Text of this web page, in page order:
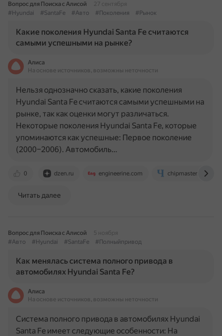
Вопрос для Поиска с Алисой
27 сентября
#Hyundai
#SantaFe #Авто #Поколения #Рынок
Какие поколения Hyundai Santa Fe считаются
самыми успешными на рынке?
Алиса
На основе источников, возможны неточности
0 dzen.ru engineerine.com chipmaster.ru
Нельзя однозначно сказать, какие поколения
Hyundai Santa Fe считаются самыми успешными на
рынке, так как оценки могут различаться.
Некоторые поколения Hyundai Santa Fe, которые
упоминаются как успешные: Первое поколение
(2000–2006). Автомобиль…
Читать далее
Вопрос для Поиска с Алисой
5 ноября
#Авто
#Hyundai #SantaFe #Полныйпривод
Как менялась система полного привода в
автомобилях Hyundai Santa Fe?
Алиса
На основе источников, возможны неточности
Система полного привода в автомобилях Hyundai
Santa Fe имеет следующие особенности: На